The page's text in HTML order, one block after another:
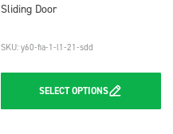
Sliding Door
SKU: y60-fia-1-l1-21-sdd
SELECTOPTIONS